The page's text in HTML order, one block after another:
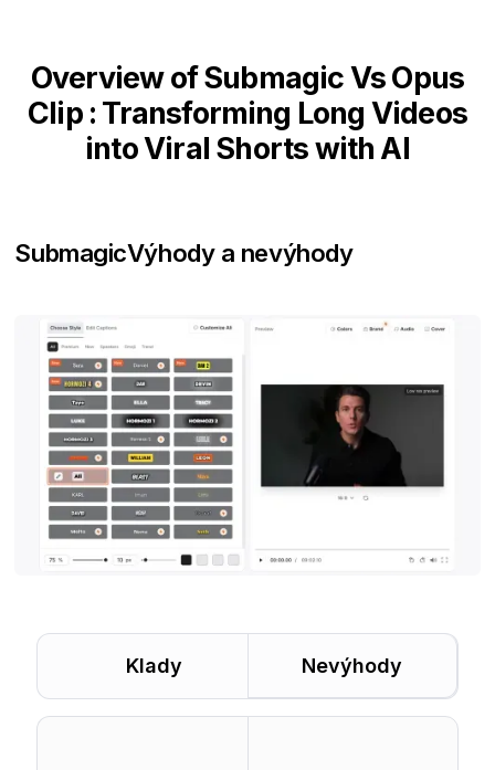
Overview of Submagic Vs Opus
Clip : Transforming Long Videos
into Viral Shorts with AI
SubmagicVýhody a nevýhody
Klady Nevýhody